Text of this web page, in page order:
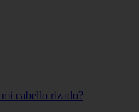
cabello rizado?